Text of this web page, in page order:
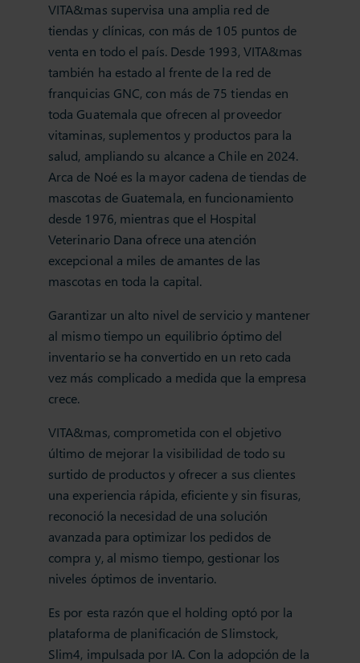
VITA&mas supervisa una amplia red de
tiendas y clínicas, con más de 105 puntos de
venta en todo el país. Desde 1993, VITA&mas
también ha estado al frente de la red de
franquicias GNC, con más de 75 tiendas en
toda Guatemala que ofrecen al proveedor
vitaminas, suplementos y productos para la
salud, ampliando su alcance a Chile en 2024.
Arca de Noé es la mayor cadena de tiendas de
mascotas de Guatemala, en funcionamiento
desde 1976, mientras que el Hospital
Veterinario Dana ofrece una atención
excepcional a miles de amantes de las
mascotas en toda la capital.
Garantizar un alto nivel de servicio y mantener
al mismo tiempo un equilibrio óptimo del
inventario se ha convertido en un reto cada
vez más complicado a medida que la empresa
crece.
VITA&mas, comprometida con el objetivo
último de mejorar la visibilidad de todo su
surtido de productos y ofrecer a sus clientes
una experiencia rápida, eficiente y sin fisuras,
reconoció la necesidad de una solución
avanzada para optimizar los pedidos de
compra y, al mismo tiempo, gestionar los
niveles óptimos de inventario.
Es por esta razón que el holding optó por la
plataforma de planificación de Slimstock,
Slim4, impulsada por IA. Con la adopción de la